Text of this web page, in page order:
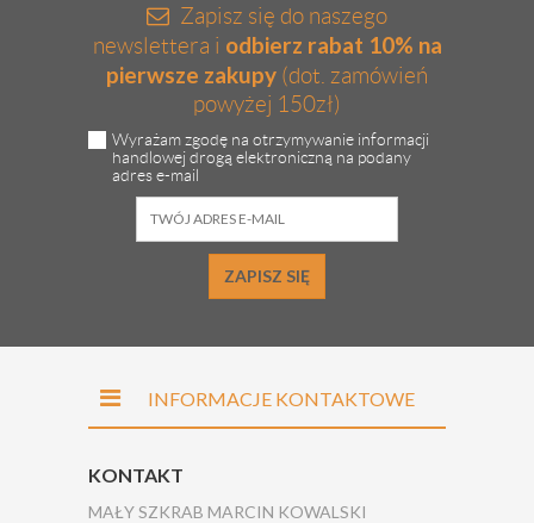
Zapisz się do naszego
newslettera i odbierz rabat 10% na
pierwsze zakupy (dot. zamówień
powyżej 150zł)
Wyrażam zgodę na otrzymywanie informacji
handlowej drogą elektroniczną na podany
adres e-mail
ZAPISZ SIĘ
INFORMACJE KONTAKTOWE
KONTAKT
MAŁY SZKRAB MARCIN KOWALSKI